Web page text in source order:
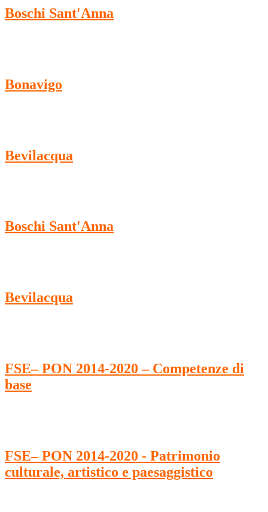
Boschi Sant'Anna
Bonavigo
Bevilacqua
Boschi Sant'Anna
Bevilacqua
FSE– PON 2014-2020 – Competenze di
base
FSE– PON 2014-2020 - Patrimonio
culturale, artistico e paesaggistico